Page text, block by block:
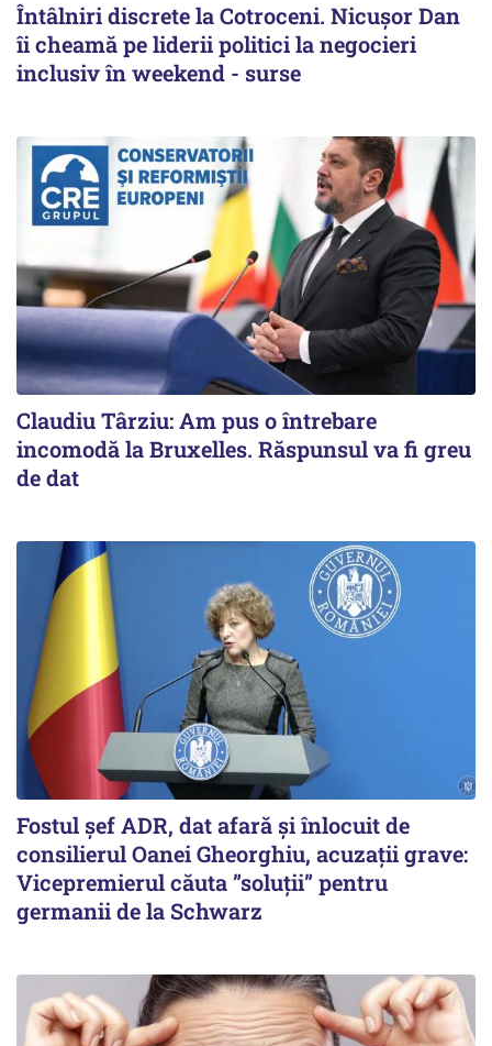
Întâlniri discrete la Cotroceni. Nicușor Dan
îi cheamă pe liderii politici la negocieri
inclusiv în weekend - surse
Claudiu Târziu: Am pus o întrebare
incomodă la Bruxelles. Răspunsul va fi greu
de dat
Fostul șef ADR, dat afară și înlocuit de
consilierul Oanei Gheorghiu, acuzații grave:
Vicepremierul căuta ”soluții” pentru
germanii de la Schwarz